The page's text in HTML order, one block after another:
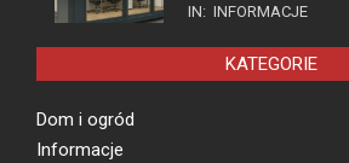
IN: INFORMACJE
KATEGORIE
Dom i ogród
Informacje